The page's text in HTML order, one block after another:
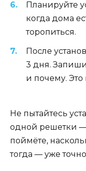
Планируйте
когда дома
торопиться.
После
3 дня.
и почему. Это
Не пытайтесь
одной решетки —
поймёте,
тогда — уже